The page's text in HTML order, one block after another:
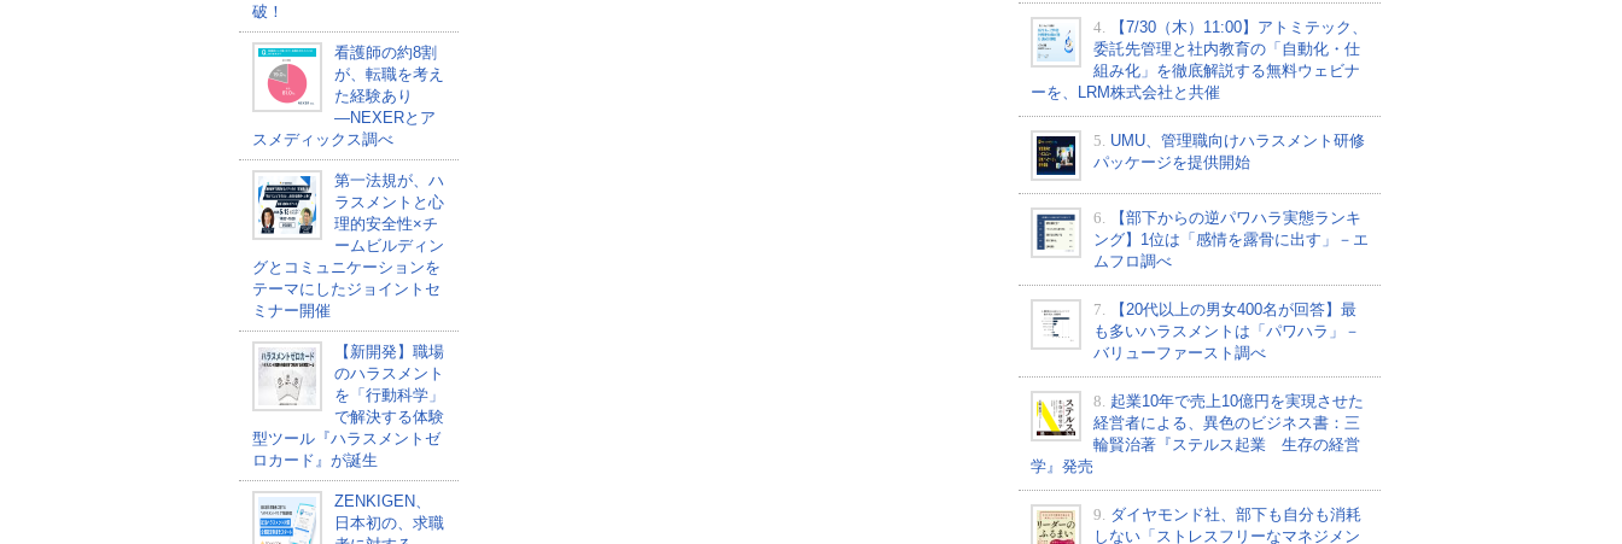
破！
看護師の約8割
が、転職を考え
た経験あり
―NEXERとア
スメディックス調べ
第一法規が、ハ
ラスメントと心
理的安全性×チ
ームビルディン
グとコミュニケーションを
テーマにしたジョイントセ
ミナー開催
【新開発】職場
のハラスメント
を「行動科学」
で解決する体験
型ツール『ハラスメントゼ
ロカード』が誕生
ZENKIGEN、
日本初の、求職
4.
【7/30（木）11:00】アトミテック、
委託先管理と社内教育の「自動化・仕
組み化」を徹底解説する無料ウェビナ
ーを、LRM株式会社と共催
5. UMU、管理職向けハラスメント研修
パッケージを提供開始
6.
【部下からの逆パワハラ実態ランキ
ング】1位は「感情を露骨に出す」－エ
ムフロ調べ
7.
【20代以上の男女400名が回答】最
も多いハラスメントは「パワハラ」－
バリューファースト調べ
8. 起業10年で売上10億円を実現させた
経営者による、異色のビジネス書：三
輪賢治著『ステルス起業 生存の経営
学』発売
9. ダイヤモンド社、部下も自分も消耗
しない「ストレスフリーなマネジメン